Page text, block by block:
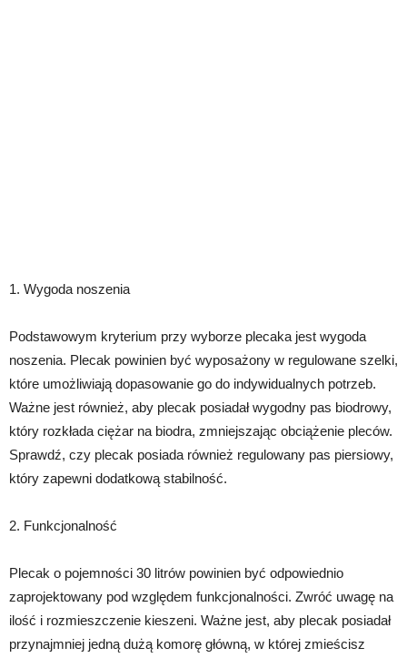
1. Wygoda noszenia
Podstawowym kryterium przy wyborze plecaka jest wygoda
noszenia. Plecak powinien być wyposażony w regulowane szelki,
które umożliwiają dopasowanie go do indywidualnych potrzeb.
Ważne jest również, aby plecak posiadał wygodny pas biodrowy,
który rozkłada ciężar na biodra, zmniejszając obciążenie pleców.
Sprawdź, czy plecak posiada również regulowany pas piersiowy,
który zapewni dodatkową stabilność.
2. Funkcjonalność
Plecak o pojemności 30 litrów powinien być odpowiednio
zaprojektowany pod względem funkcjonalności. Zwróć uwagę na
ilość i rozmieszczenie kieszeni. Ważne jest, aby plecak posiadał
przynajmniej jedną dużą komorę główną, w której zmieścisz